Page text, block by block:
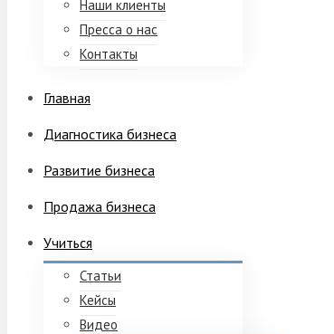
Наши клиенты
Пресса о нас
Контакты
Главная
Диагностика бизнеса
Развитие бизнеса
Продажа бизнеса
Учиться
Статьи
Кейсы
Видео